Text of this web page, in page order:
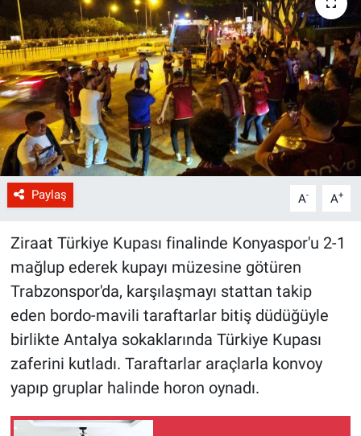
Paylaş A- A+
Ziraat Türkiye Kupası finalinde Konyaspor'u 2-1
mağlup ederek kupayı müzesine götüren
Trabzonspor'da, karşılaşmayı stattan takip
eden bordo-mavili taraftarlar bitiş düdüğüyle
birlikte Antalya sokaklarında Türkiye Kupası
zaferini kutladı. Taraftarlar araçlarla konvoy
yapıp gruplar halinde horon oynadı.